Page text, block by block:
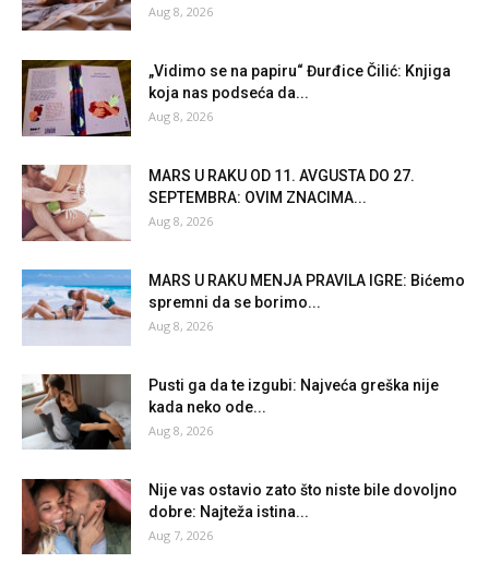
Aug 8, 2026
„Vidimo se na papiru“ Đurđice Čilić: Knjiga
koja nas podseća da...
Aug 8, 2026
MARS U RAKU OD 11. AVGUSTA DO 27.
SEPTEMBRA: OVIM ZNACIMA...
Aug 8, 2026
MARS U RAKU MENJA PRAVILA IGRE: Bićemo
spremni da se borimo...
Aug 8, 2026
Pusti ga da te izgubi: Najveća greška nije
kada neko ode...
Aug 8, 2026
Nije vas ostavio zato što niste bile dovoljno
dobre: Najteža istina...
Aug 7, 2026